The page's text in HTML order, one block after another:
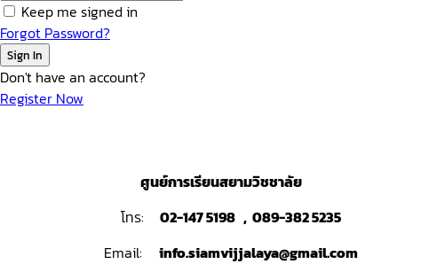
Keep me signed in
Forgot Password?
Sign In
Don't have an account?
Register Now
ศูนย์การเรียนสยามวิชชาลัย
โทร:
02-147 5198 , 089-382 5235
Email:
info.siamvijjalaya@gmail.com